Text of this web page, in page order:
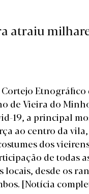
atraiu
de Vieira do
19, a principal
ao centro da
dos
de todas
desde os
[Notícia